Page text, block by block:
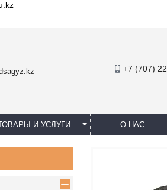
+7 (707)
И УСЛУГИ О НАС